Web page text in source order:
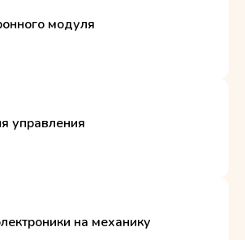
модуля
управления
на механику